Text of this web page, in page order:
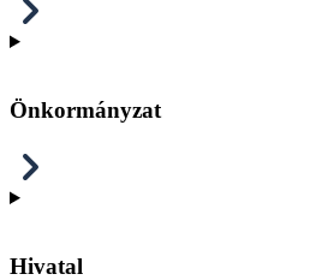
Önkormányzat
Hivatal